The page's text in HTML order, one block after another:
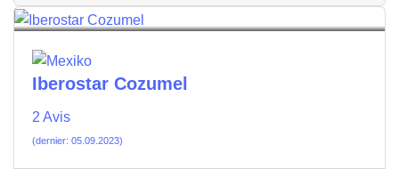
Iberostar Cozumel
2 Avis
(dernier: 05.09.2023)